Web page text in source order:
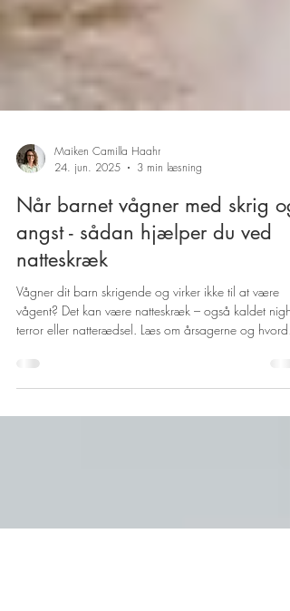
Maiken Camilla Haahr
24. jun. 2025
3 min læsning
Når barnet vågner med skrig og
angst - sådan hjælper du ved
natteskræk
Vågner dit barn skrigende og virker ikke til at være
vågent? Det kan være natteskræk – også kaldet night